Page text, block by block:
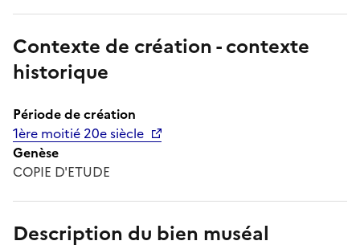
Contexte de création - contexte
historique
Période de création
1ère moitié 20e siècle
Genèse
COPIE D'ETUDE
Description du bien muséal